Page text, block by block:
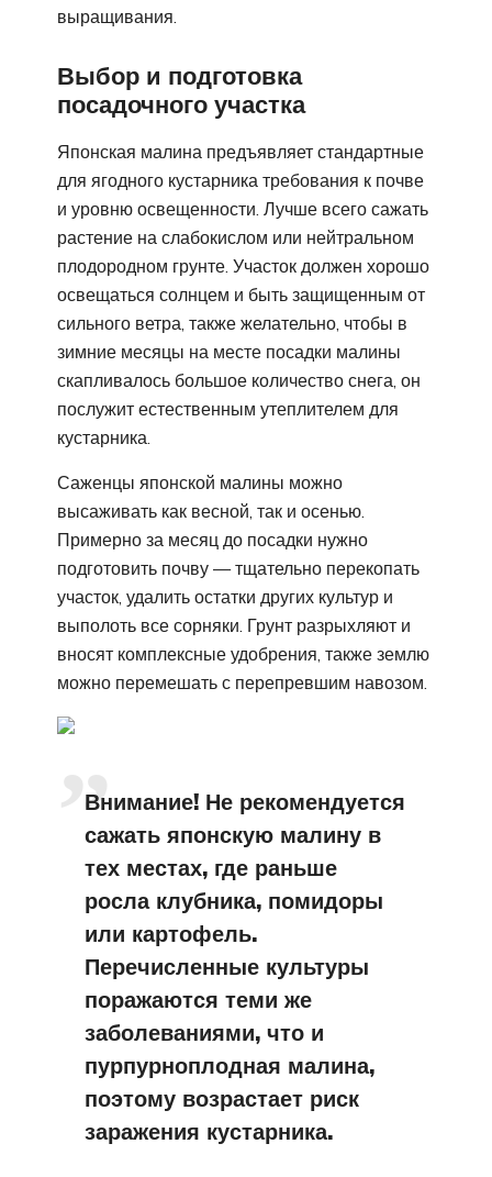
выращивания.
Выбор и подготовка
посадочного участка
Японская малина предъявляет стандартные
для ягодного кустарника требования к почве
и уровню освещенности. Лучше всего сажать
растение на слабокислом или нейтральном
плодородном грунте. Участок должен хорошо
освещаться солнцем и быть защищенным от
сильного ветра, также желательно, чтобы в
зимние месяцы на месте посадки малины
скапливалось большое количество снега, он
послужит естественным утеплителем для
кустарника.
Саженцы японской малины можно
высаживать как весной, так и осенью.
Примерно за месяц до посадки нужно
подготовить почву — тщательно перекопать
участок, удалить остатки других культур и
выполоть все сорняки. Грунт разрыхляют и
вносят комплексные удобрения, также землю
можно перемешать с перепревшим навозом.
Внимание! Не рекомендуется
сажать японскую малину в
тех местах, где раньше
росла клубника, помидоры
или картофель.
Перечисленные культуры
поражаются теми же
заболеваниями, что и
пурпурноплодная малина,
поэтому возрастает риск
заражения кустарника.